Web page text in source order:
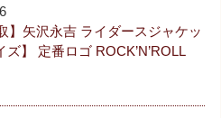
】矢沢永吉 ライダースジャケッ
ズ】 定番ロゴ ROCK’N’ROLL